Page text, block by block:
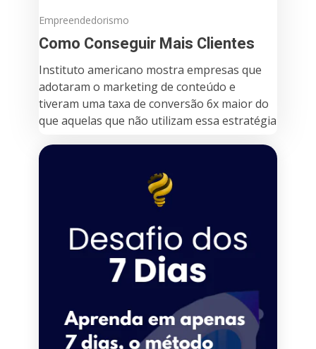
Empreendedorismo
Como Conseguir Mais Clientes
Instituto americano mostra empresas que
adotaram o marketing de conteúdo e
tiveram uma taxa de conversão 6x maior do
que aquelas que não utilizam essa estratégia